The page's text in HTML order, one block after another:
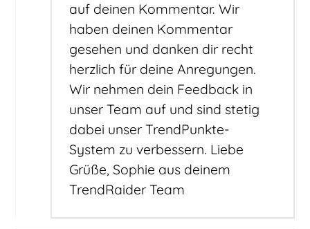
auf deinen Kommentar. Wir
haben deinen Kommentar
gesehen und danken dir recht
herzlich für deine Anregungen.
Wir nehmen dein Feedback in
unser Team auf und sind stetig
dabei unser TrendPunkte-
System zu verbessern. Liebe
Grüße, Sophie aus deinem
TrendRaider Team